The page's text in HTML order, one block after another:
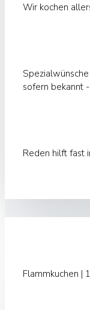
Wir kochen
sofern bekannt
Reden hilft fast
Flammkuchen |